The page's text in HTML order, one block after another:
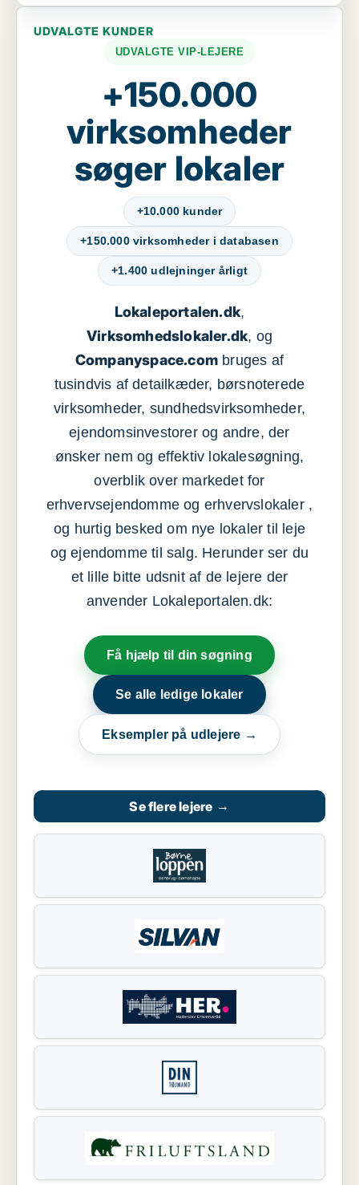
UDVALGTE KUNDER
UDVALGTE VIP-LEJERE
+150.000
virksomheder
søger lokaler
+10.000 kunder
+150.000 virksomheder i databasen
+1.400 udlejninger årligt
Lokaleportalen.dk,
Virksomhedslokaler.dk, og
Companyspace.com bruges af
tusindvis af detailkæder, børsnoterede
virksomheder, sundhedsvirksomheder,
ejendomsinvestorer og andre, der
ønsker nem og effektiv lokalesøgning,
overblik over markedet for
erhvervsejendomme og erhvervslokaler ,
og hurtig besked om nye lokaler til leje
og ejendomme til salg. Herunder ser du
et lille bitte udsnit af de lejere der
anvender Lokaleportalen.dk:
Få hjælp til din søgning
Se alle ledige lokaler
Eksempler på udlejere →
Se flere lejere →